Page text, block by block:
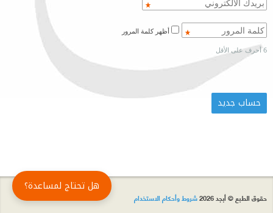
6 أحرف على الأقل
حقوق الطبع © أبجد 2026 شروط وأحكام الاستخدام
هل تحتاج لمساعدة؟